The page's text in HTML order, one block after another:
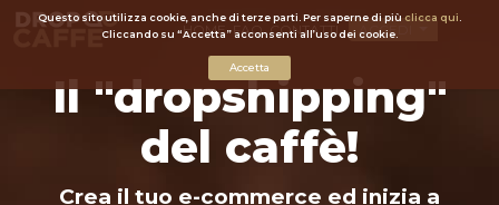
HOME FAQ CONTATTI ACCEDI
Il "dropshipping"
del caffè!
Crea il tuo e-commerce ed inizia a
Questo sito utilizza cookie, anche di terze parti. Per saperne di più clicca qui
Cliccando su “Accetta” acconsenti all’uso dei cookie.
Accetta